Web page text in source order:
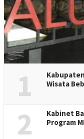
1
Wisata
2
Kabinet
Program